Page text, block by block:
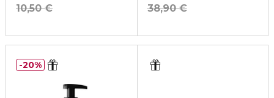
10,50 €
38,90 €
20%